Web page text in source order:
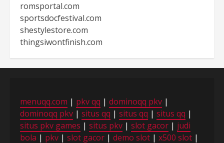
romsportal.com
sportsdocfestival.com
shestylestore.com
thingsiwontfinish.com
menuqq.com | pkv qq | dominoqq pkv |
dominoqq pkv | situs qq | situs qq | situs qq |
situs pkv games | situs pkv | slot gacor | judi
bola | pkv | slot gacor | demo slot | x500 slot |